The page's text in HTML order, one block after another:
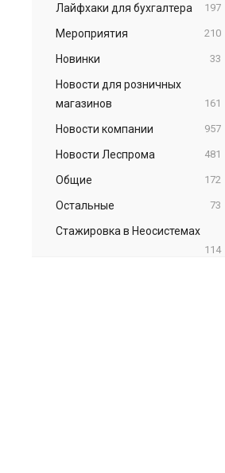
Лайфхаки для бухгалтера 197
Мероприятия 210
Новинки 33
Новости для розничных
магазинов
161
Новости компании 957
Новости Леспрома 481
Общие 172
Остальные 73
Стажировка в Неосистемах
114